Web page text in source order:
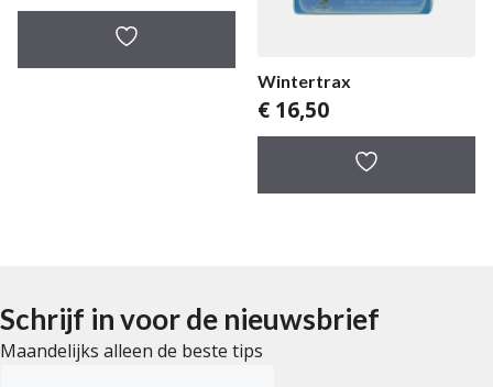
Wintertrax
€ 16,50
Schrijf in voor de nieuwsbrief
Maandelijks alleen de beste tips